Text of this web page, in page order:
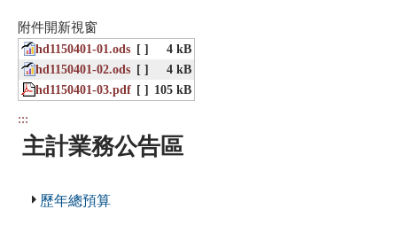
附件開新視窗
hd1150401-01.ods [ ]
4 kB
hd1150401-02.ods [ ]
4 kB
hd1150401-03.pdf [ ] 105 kB
:::
主計業務公告區
歷年總預算